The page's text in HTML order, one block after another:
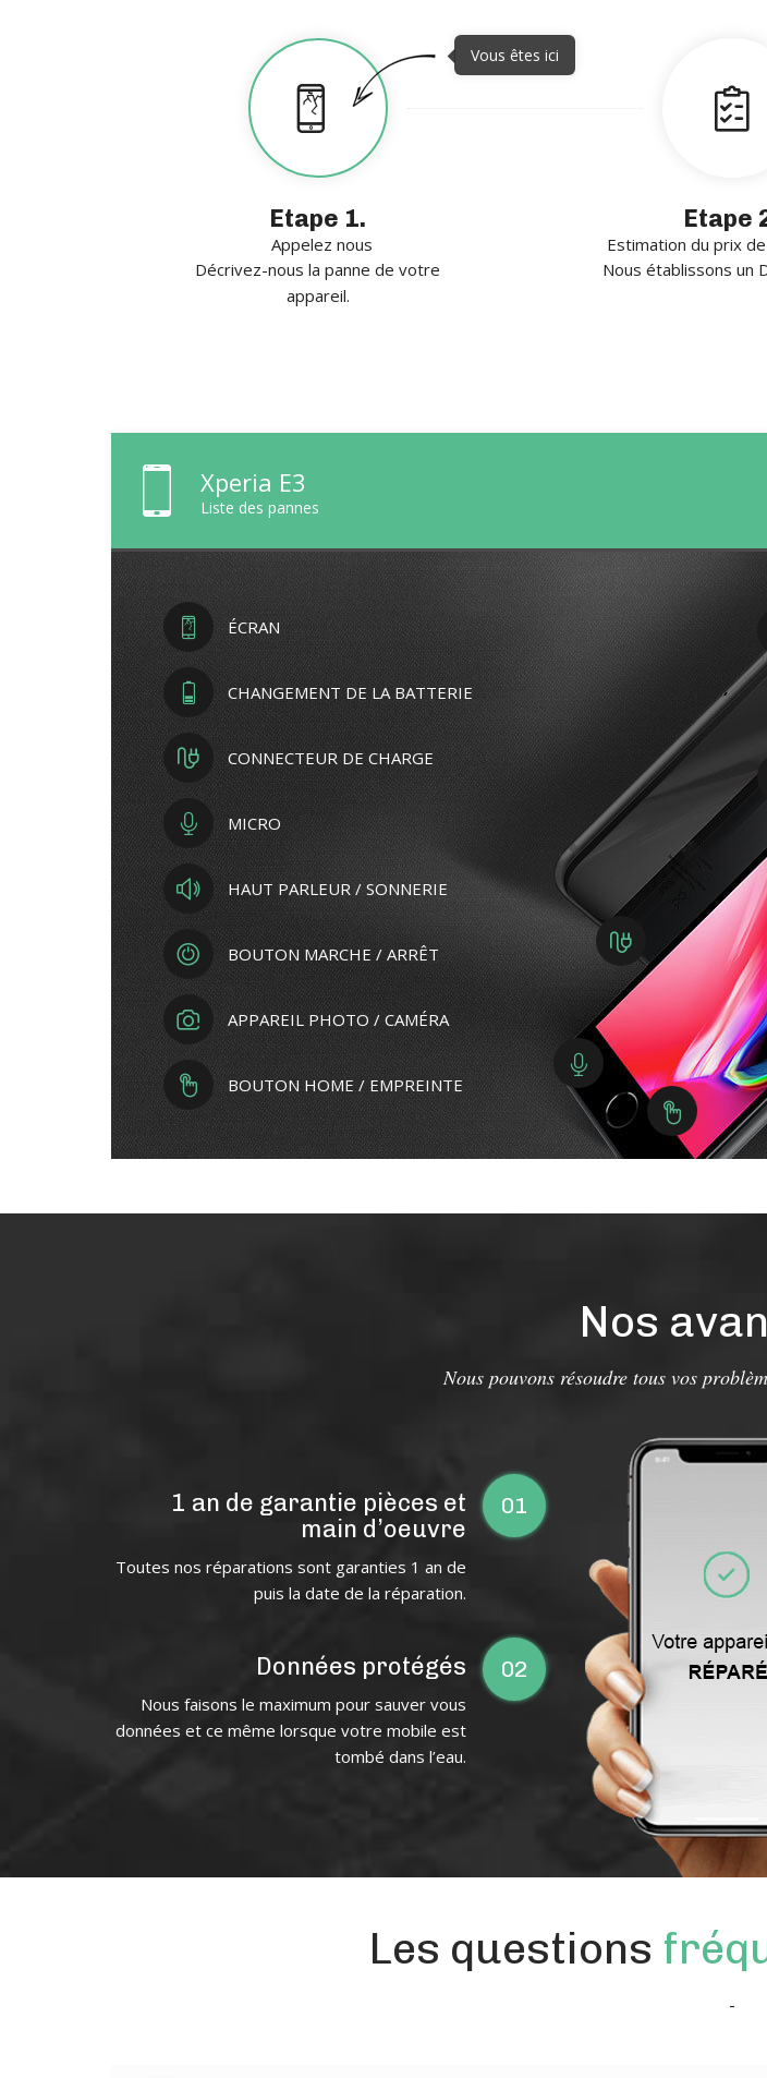
Vous êtes ici
Etape 1.
Appelez nous
Décrivez-nous la panne de votre
appareil.
Etape
Estimation du prix
Nous établissons un
Xperia E3
Liste des pannes
ÉCRAN
CHANGEMENT DE LA BATTERIE
CONNECTEUR DE CHARGE
MICRO
HAUT PARLEUR / SONNERIE
BOUTON MARCHE / ARRÊT
APPAREIL PHOTO / CAMÉRA
BOUTON HOME / EMPREINTE
Nos
Nous pouvons résoudre tous vos
01
1 an de garantie pièces et
main d’oeuvre
Toutes nos réparations sont garanties 1 an de
puis la date de la réparation.
02
Données protégés
Nous faisons le maximum pour sauver vous
données et ce même lorsque votre mobile est
tombé dans l’eau.
Les questions
-